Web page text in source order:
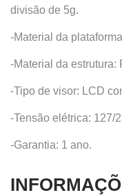
divisão de 5g.
-Material da
-Material da estrutura:
-Tipo de visor: LCD
-Tensão elétrica: 127/
-Garantia: 1 ano.